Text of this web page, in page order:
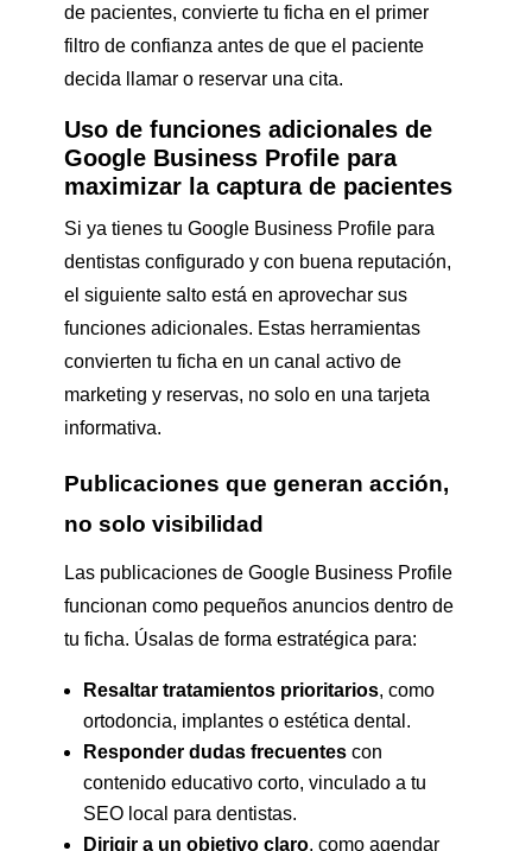
de pacientes, convierte tu ficha en el primer
filtro de confianza antes de que el paciente
decida llamar o reservar una cita.
Uso de funciones adicionales de
Google Business Profile para
maximizar la captura de pacientes
Si ya tienes tu Google Business Profile para
dentistas configurado y con buena reputación,
el siguiente salto está en aprovechar sus
funciones adicionales. Estas herramientas
convierten tu ficha en un canal activo de
marketing y reservas, no solo en una tarjeta
informativa.
Publicaciones que generan acción,
no solo visibilidad
Las publicaciones de Google Business Profile
funcionan como pequeños anuncios dentro de
tu ficha. Úsalas de forma estratégica para:
Resaltar tratamientos prioritarios, como
ortodoncia, implantes o estética dental.
Responder dudas frecuentescon
contenido educativo corto, vinculado a tu
SEO local para dentistas.
Dirigir a un objetivo claro, como agendar